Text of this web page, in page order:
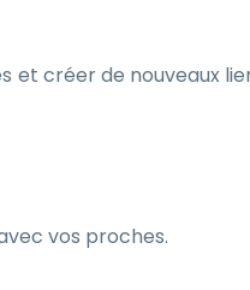
créer de nouveaux
vos proches.